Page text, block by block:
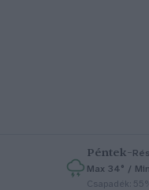
Péntek–
Max 34° /
Csapadék: